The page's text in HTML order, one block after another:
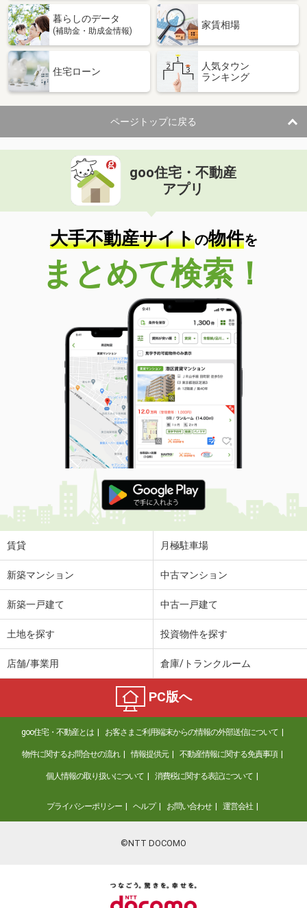
暮らしのデータ
(補助金・助成金情報)
家賃相場
住宅ローン
人気タウン
ランキング
ページトップに戻る
goo住宅・不動産
アプリ
大手不動産サイトの物件を
まとめて検索！
賃貸 月極駐車場
新築マンション 中古マンション
新築一戸建て 中古一戸建て
土地を探す 投資物件を探す
店舗/事業用 倉庫/トランクルーム
PC版へ
goo住宅・不動産とは お客さまご利用端末からの情報の外部送信について
物件に関するお問合せの流れ 情報提供元 不動産情報に関する免責事項
個人情報の取り扱いについて 消費税に関する表記について
プライバシーポリシー ヘルプ お問い合わせ 運営会社
©NTT DOCOMO